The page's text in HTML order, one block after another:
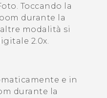
. Toccando la
durante la
modalità si
2.0x.
e in
durante la